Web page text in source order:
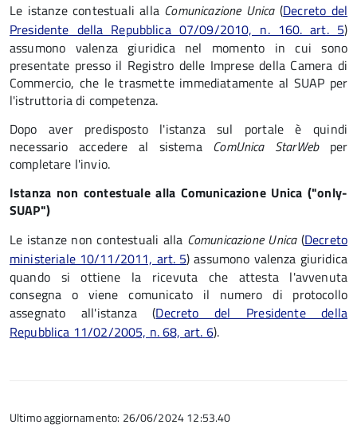
Le istanze contestuali alla Comunicazione Unica(Decreto del
Presidente della Repubblica 07/09/2010, n. 160. art. 5)
assumono valenza giuridica nel momento in cui sono
presentate presso il Registro delle Imprese della Camera di
Commercio, che le trasmette immediatamente al SUAP per
l'istruttoria di competenza.
Dopo aver predisposto l'istanza sul portale è quindi
necessario accedere al sistema ComUnica StarWebper
completare l'invio.
Istanza non contestuale alla Comunicazione Unica ("only-
SUAP")
Le istanze non contestuali alla Comunicazione Unica (Decreto
ministeriale 10/11/2011, art. 5) assumono valenza giuridica
quando si ottiene la ricevuta che attesta l'avvenuta
consegna o viene comunicato il numero di protocollo
assegnato all'istanza
(Decreto del Presidente della
Repubblica 11/02/2005, n. 68, art. 6).
Ultimo aggiornamento: 26/06/2024 12:53.40